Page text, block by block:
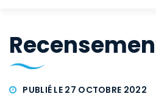
PUBLIÉ LE 27 OCTOBRE 2022